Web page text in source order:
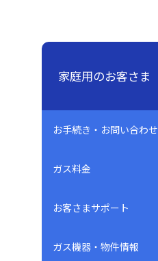
家庭用のお客さま
お手続き・お問い合わせ
ガス料金
お客さまサポート
ガス機器・物件情報